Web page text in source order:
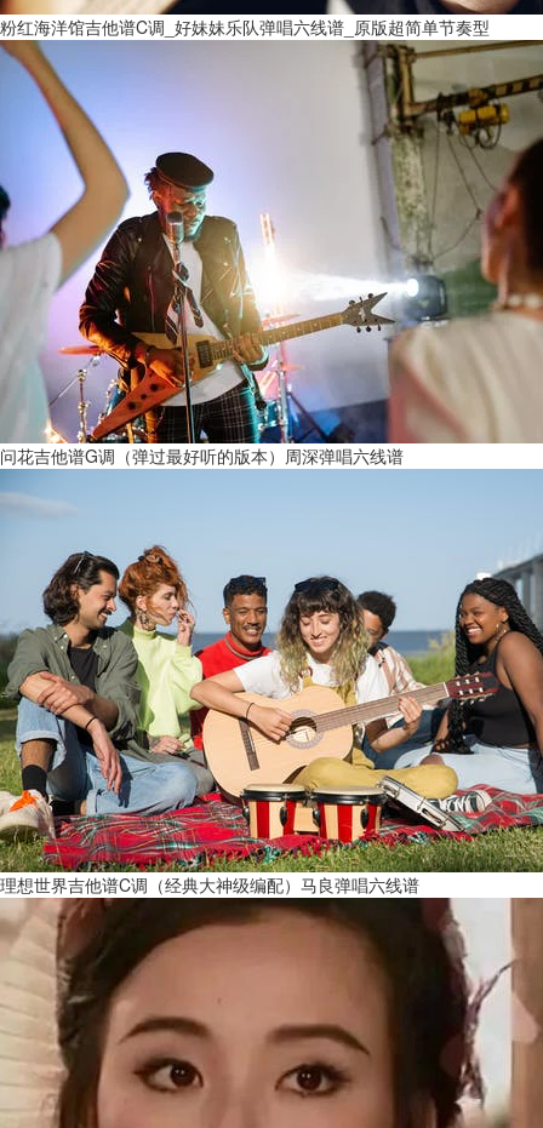
粉红海洋馆吉他谱C调_好妹妹乐队弹唱六线谱_原版超简单节奏型
问花吉他谱G调（弹过最好听的版本）周深弹唱六线谱
理想世界吉他谱C调（经典大神级编配）马良弹唱六线谱